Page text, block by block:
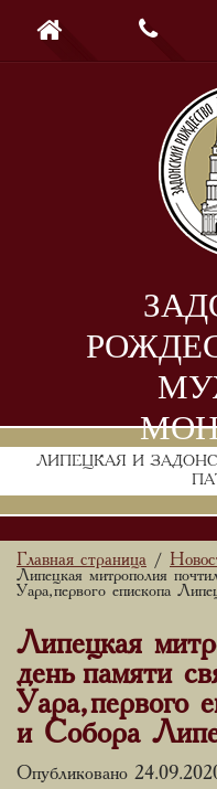
ЛИПЕЦКАЯ И
 
Главная страница /
Липецкая митрополия
Уара, первого епископа
Липецкая
день памяти
Уара, первого
и Собора
Опубликовано